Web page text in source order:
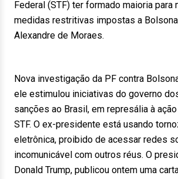
Federal (STF) ter formado maioria para
medidas restritivas impostas a
Alexandre de Moraes.
Nova investigação da PF contra
ele estimulou iniciativas do governo
sanções ao Brasil, em represália à
STF. O ex-presidente está usando
eletrônica, proibido de acessar redes
incomunicável com outros réus. O
Donald Trump, publicou ontem uma